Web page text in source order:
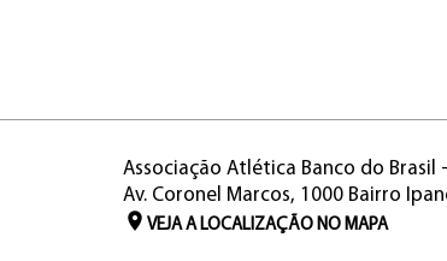
Associação Atlética Banco do Brasil
Av. Coronel Marcos, 1000 Bairro
VEJA A LOCALIZAÇÃO NO MAPA